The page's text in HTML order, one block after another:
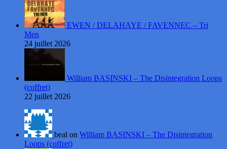
EWEN / DELAHAYE / FAVENNEC – Tri
Men
24 juillet 2026
William BASINSKI – The Disintegration Loops
(coffret)
22 juillet 2026
beal on William BASINSKI – The Disintegration
Loops (coffret)